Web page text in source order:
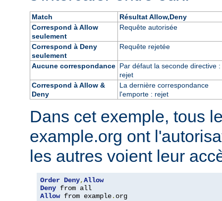
Match
Résultat Allow,Deny
Correspond à Allow
seulement
Requête autorisée
Correspond à Deny
seulement
Requête rejetée
Aucune correspondance Par défaut la seconde directive :
rejet
Correspond à Allow &
Deny
La dernière correspondance
l'emporte : rejet
Dans cet exemple, tous
example.org ont
les autres voient leur
Order Deny,Allow
Deny
Allow from example. org